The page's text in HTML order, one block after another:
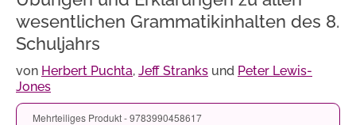
wesentlichen Grammatikinhalten des 8.
Schuljahrs
von Herbert Puchta, Jeff Stranks und Peter Lewis-
Jones
Mehrteiliges Produkt - 9783990458617